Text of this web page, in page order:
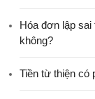
Hóa đơn lập
không?
Tiền từ thiện có